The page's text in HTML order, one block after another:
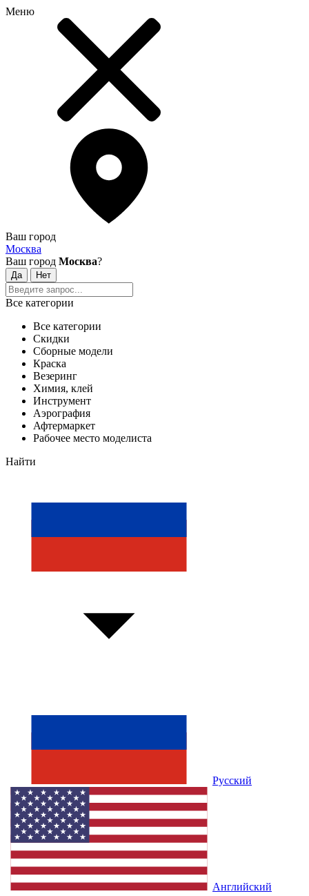
Меню
Ваш город
Москва
Ваш город Москва?
Все категории
Все категории
Скидки
Сборные модели
Краска
Везеринг
Химия, клей
Инструмент
Аэрография
Афтермаркет
Рабочее место моделиста
Найти
Русский
Английский